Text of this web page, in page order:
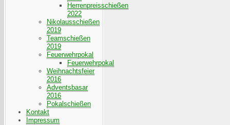
Herrenpreisschießen
2022
Nikolausschießen
2019
Teamschießen
2019
Feuerwehrpokal
Feuerwehrpokal
Weihnachtsfeier
2016
Adventsbasar
2016
Pokalschießen
Kontakt
Impressum